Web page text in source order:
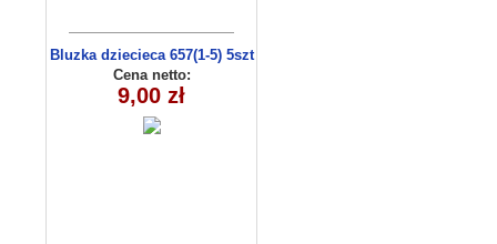
Bluzka dziecieca 657(1-5) 5szt
Cena netto:
9,00 zł